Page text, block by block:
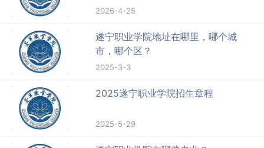
2026-4-25
遂宁职业学院地址在哪里，哪个城
市，哪个区？
2025-3-3
2025遂宁职业学院招生章程
2025-5-29